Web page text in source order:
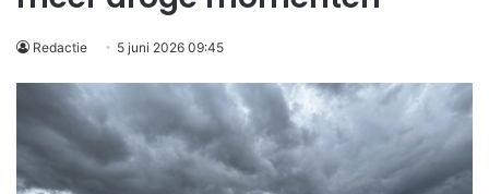
Redactie 5 juni 2026 09:45